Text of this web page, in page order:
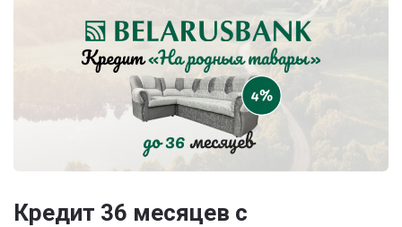
Кредит 36 месяцев с